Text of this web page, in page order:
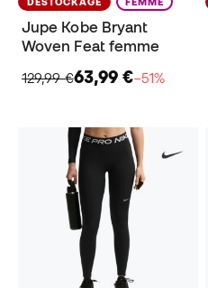
Jupe Kobe Bryant
Woven Feat femme
129,99 €63,99 €−51%